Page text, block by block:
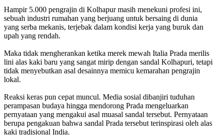
Hampir 5.000 pengrajin di Kolhapur masih menekuni profesi ini,
sebuah industri rumahan yang berjuang untuk bersaing di dunia
yang serba mekanis, terjebak dalam kondisi kerja yang buruk dan
upah yang rendah.
Maka tidak mengherankan ketika merek mewah Italia Prada merilis
lini alas kaki baru yang sangat mirip dengan sandal Kolhapuri, tetapi
tidak menyebutkan asal desainnya memicu kemarahan pengrajin
lokal.
Reaksi keras pun cepat muncul. Media sosial dibanjiri tuduhan
perampasan budaya hingga mendorong Prada mengeluarkan
pernyataan yang mengakui asal muasal sandal tersebut. Pernyataan
berupa pengakuan bahwa sandal Prada tersebut terinspirasi oleh alas
kaki tradisional India.